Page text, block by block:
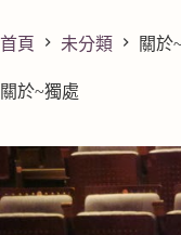
首頁 未分類 關於
關於~獨處